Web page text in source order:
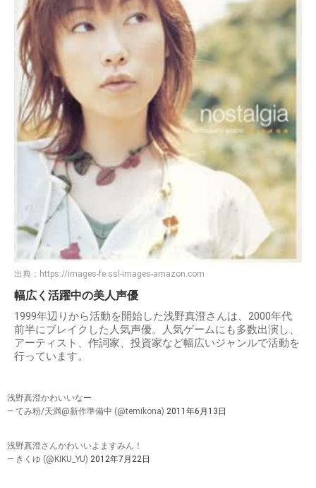
出典： https://images-fe.ssl-images-amazon.com
幅広く活躍中の美人声優
1999年辺りから活動を開始した浅野真澄さんは、2000年代
前半にブレイクした人気声優。人気ゲームにも多数出演し、
アーティスト、作詞家、投資家など幅広いジャンルで活動を
行っています。
浅野真澄かわいいなー
— てみ粉/天満@新作準備中 (@temikona) 2011年6月13日
浅野真澄さんかわいいよますみん！
— きくゆ (@KIKU_YU) 2012年7月22日